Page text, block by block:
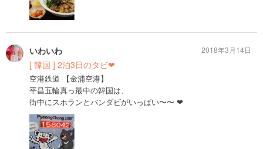
いわいわ
[ 韓国 ] 2泊3日のタビ❤︎
空港鉄道 【金浦空港】
平昌五輪真っ最中の韓国は、
街中にスホランとバンダビがいっぱい〜〜 ❤︎
2018年3月14日